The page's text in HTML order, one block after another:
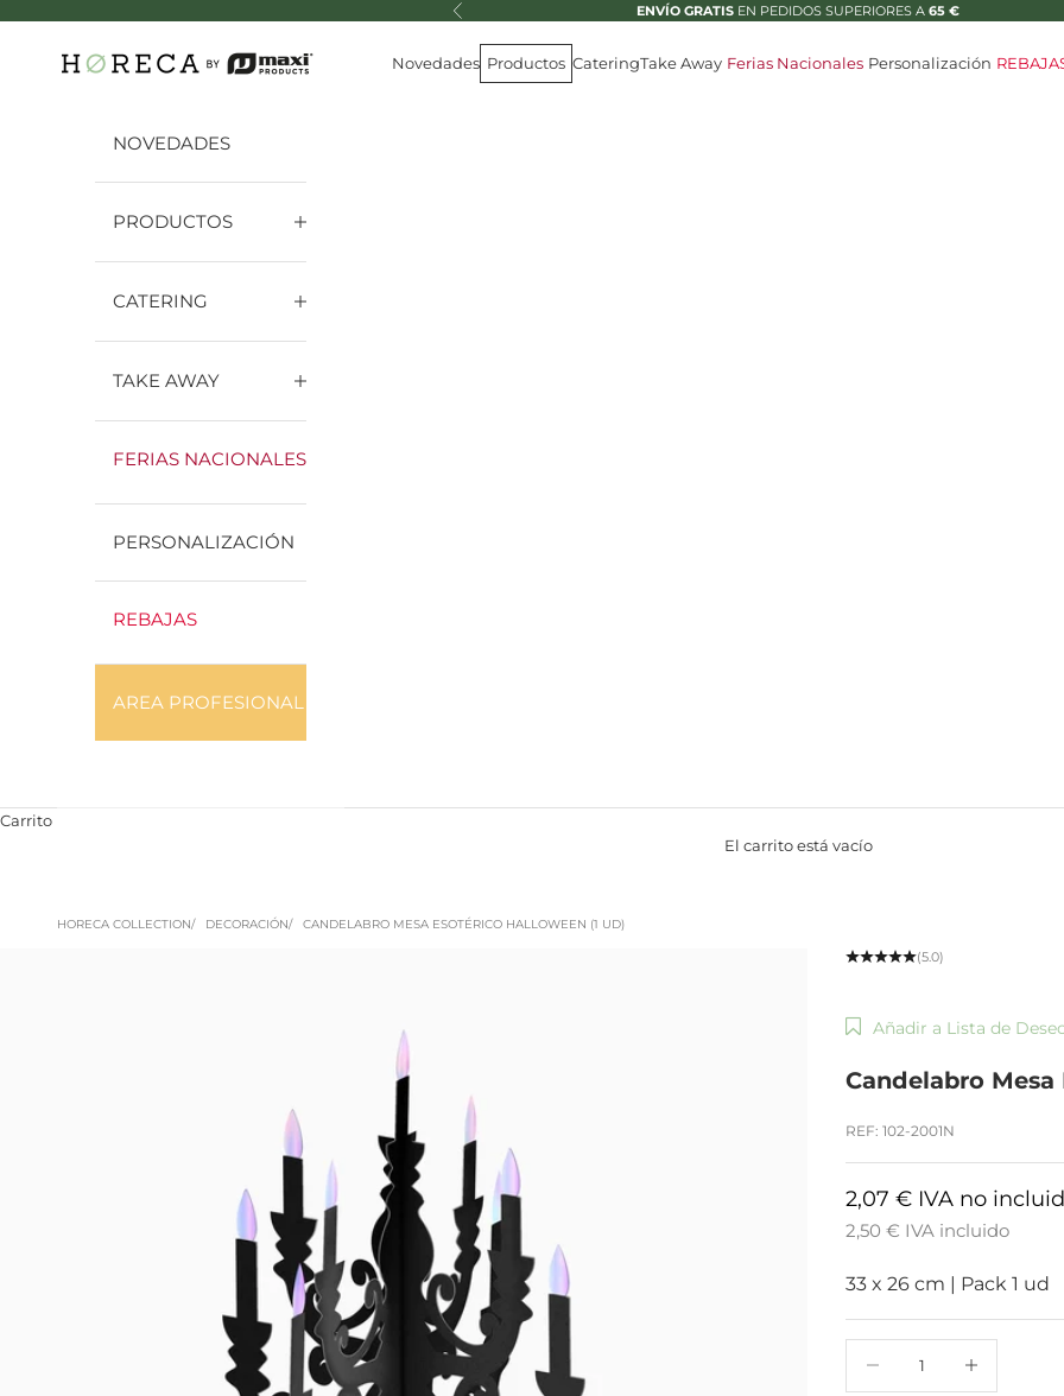
Anterior ENVÍO GRATIS EN PEDIDOS SUPERIORES A 65 €
Horeca Collection by Maxi Products Novedades Productos CateringTake Away Ferias Nacionales Personalización
NOVEDADES
PRODUCTOS
CATERING
TAKE AWAY
FERIAS NACIONALES
PERSONALIZACIÓN
REBAJAS
AREA PROFESIONAL
Carrito
El carrito está vacío
HORECA COLLECTION DECORACIÓN CANDELABRO MESA ESOTÉRICO HALLOWEEN (1 UD)
(5.0)
Añadir a Lista de
Candelabro
REF: 102-2001N
2,07 € IVA no
2,50 € IVA incluido
33 x 26 cm | Pack 1 ud